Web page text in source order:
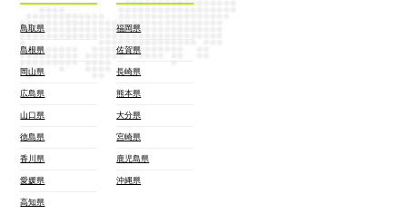
鳥取県
島根県
岡山県
広島県
山口県
徳島県
香川県
愛媛県
高知県
福岡県
佐賀県
長崎県
熊本県
大分県
宮崎県
鹿児島県
沖縄県